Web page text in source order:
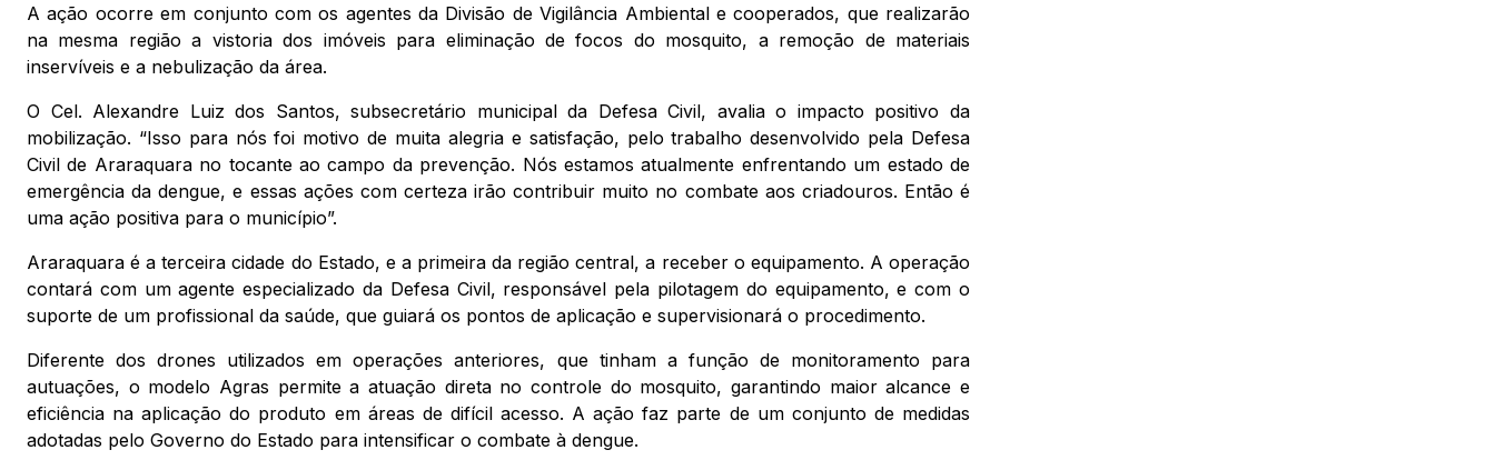
A ação ocorre em conjunto com os agentes da Divisão de Vigilância Ambiental e cooperados, que realizarão
na mesma região a vistoria dos imóveis para eliminação de focos do mosquito, a remoção de materiais
inservíveis e a nebulização da área.
O Cel. Alexandre Luiz dos Santos, subsecretário municipal da Defesa Civil, avalia o impacto positivo da
mobilização. “Isso para nós foi motivo de muita alegria e satisfação, pelo trabalho desenvolvido pela Defesa
Civil de Araraquara no tocante ao campo da prevenção. Nós estamos atualmente enfrentando um estado de
emergência da dengue, e essas ações com certeza irão contribuir muito no combate aos criadouros. Então é
uma ação positiva para o município”.
Araraquara é a terceira cidade do Estado, e a primeira da região central, a receber o equipamento. A operação
contará com um agente especializado da Defesa Civil, responsável pela pilotagem do equipamento, e com o
suporte de um profissional da saúde, que guiará os pontos de aplicação e supervisionará o procedimento.
Diferente dos drones utilizados em operações anteriores, que tinham a função de monitoramento para
autuações, o modelo Agras permite a atuação direta no controle do mosquito, garantindo maior alcance e
eficiência na aplicação do produto em áreas de difícil acesso. A ação faz parte de um conjunto de medidas
adotadas pelo Governo do Estado para intensificar o combate à dengue.